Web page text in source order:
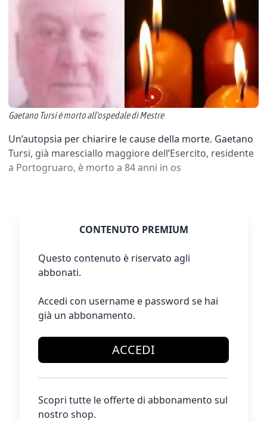
Gaetano Tursi è morto all'ospedale di Mestre
Un’autopsia per chiarire le cause della morte. Gaetano
Tursi, già maresciallo maggiore dell’Esercito, residente
a Portogruaro, è morto a 84 anni in os
CONTENUTO PREMIUM
Questo contenuto è riservato agli
abbonati.
Accedi con username e password se hai
già un abbonamento.
ACCEDI
Scopri tutte le offerte di abbonamento sul
nostro shop.